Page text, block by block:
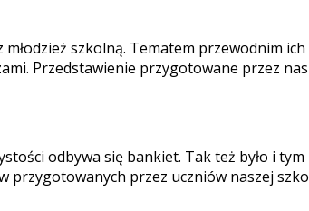
szkolną. Tematem przewodnim ich
Przedstawienie przygotowane przez
odbywa się bankiet. Tak też było i
przez uczniów naszej